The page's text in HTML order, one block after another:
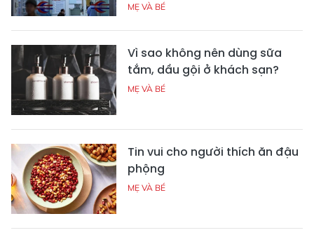
MẸ VÀ BÉ
Vì sao không nên dùng sữa
tắm, dầu gội ở khách sạn?
MẸ VÀ BÉ
Tin vui cho người thích ăn đậu
phộng
MẸ VÀ BÉ